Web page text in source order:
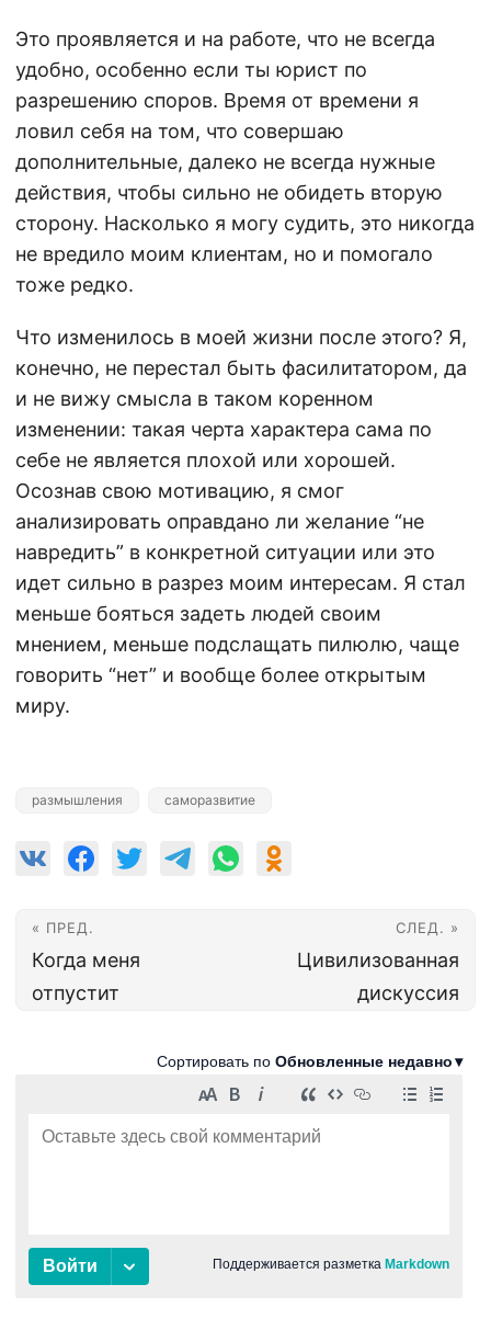
Это проявляется и на работе, что не всегда
удобно, особенно если ты юрист по
разрешению споров. Время от времени я
ловил себя на том, что совершаю
дополнительные, далеко не всегда нужные
действия, чтобы сильно не обидеть вторую
сторону. Насколько я могу судить, это никогда
не вредило моим клиентам, но и помогало
тоже редко.
Что изменилось в моей жизни после этого? Я,
конечно, не перестал быть фасилитатором, да
и не вижу смысла в таком коренном
изменении: такая черта характера сама по
себе не является плохой или хорошей.
Осознав свою мотивацию, я смог
анализировать оправдано ли желание “не
навредить” в конкретной ситуации или это
идет сильно в разрез моим интересам. Я стал
меньше бояться задеть людей своим
мнением, меньше подслащать пилюлю, чаще
говорить “нет” и вообще более открытым
миру.
размышления саморазвитие
« ПРЕД.
Когда меня
отпустит
СЛЕД. »
Цивилизованная
дискуссия